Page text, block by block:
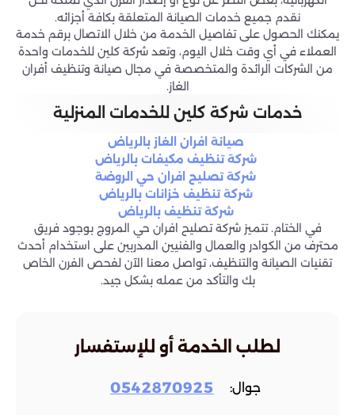
نقدم جميع خدمات الصيانة المتعلقة بكافة أجزائه.
يمكنك الحصول على تفاصيل الخدمة من خلال الاتصال برقم خدمة
العملاء في أي وقت خلال اليوم، وتعد شركة كلين للخدمات واحدة
من الشركات الرائدة والمتخصصة في مجال صيانة وتنظيف أفران
الغاز.
خدمات شركة كلين للخدمات المنزلية
صيانة افران الغاز بالرياض
شركة تنظيف مكيفات بالرياض
شركة تصليح افران حي الروضة
شركة تنظيف خزانات بالرياض
شركة تنظيف بالرياض
في الختام. تتميز شركة تصليح افران حي المروج بوجود فريق
محترف من الكوادر والعمال والفنيين المدربين على استخدام أحدث
تقنيات الصيانة والتنظيف، تواصل معنا الآن لفحص الفرن الخاص
بك والتأكد من عمله بشكل جيد.
لطلب الخدمة أو للإستفسار
جوال: 0542870925